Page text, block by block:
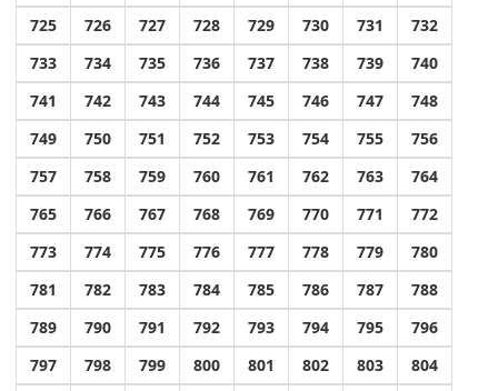
725
726 727 728 729 730 731
732
733
734 735 736 737 738 739
740
741
742 743 744 745 746 747
748
749
750 751 752 753 754 755
756
757
758 759 760 761 762 763
764
765
766 767 768 769 770 771
772
773
774 775 776 777 778 779
780
781
782 783 784 785 786 787
788
789
790 791 792 793 794 795
796
797
798 799 800 801 802 803
804